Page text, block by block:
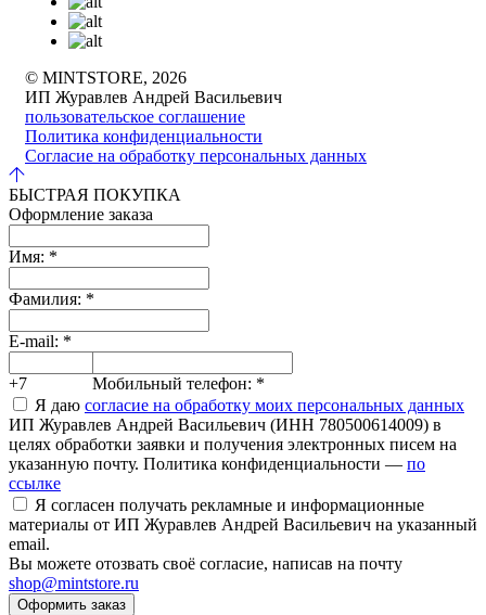
© MINTSTORE, 2026
ИП Журавлев Андрей Васильевич
пользовательское соглашение
Политика конфиденциальности
Согласие на обработку персональных данных
БЫСТРАЯ ПОКУПКА
Оформление заказа
Имя: *
Фамилия: *
E-mail: *
+7 Мобильный телефон: *
Я даю согласие на обработку моих персональных данных
ИП Журавлев Андрей Васильевич (ИНН 780500614009) в
целях обработки заявки и получения электронных писем на
указанную почту. Политика конфиденциальности — по
ссылке
Я согласен получать рекламные и информационные
материалы от ИП Журавлев Андрей Васильевич на указанный
email.
Вы можете отозвать своё согласие, написав на почту
shop@mintstore.ru
Оформить заказ